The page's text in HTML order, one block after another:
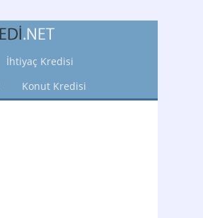
İhtiyaç Kredisi
Konut Kredisi